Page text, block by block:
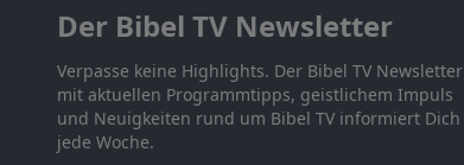
Der Bibel TV Newsletter
Verpasse keine Highlights. Der Bibel TV Newsletter
mit aktuellen Programmtipps, geistlichem Impuls
und Neuigkeiten rund um Bibel TV informiert Dich
jede Woche.